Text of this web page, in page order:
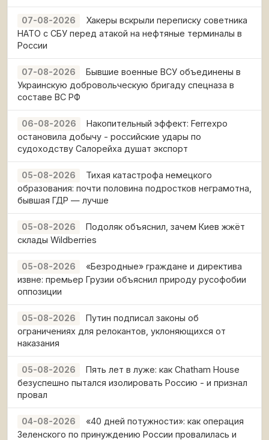
07-08-2026
Хакеры вскрыли переписку советника
НАТО с СБУ перед атакой на нефтяные терминалы в
России
07-08-2026
Бывшие военные ВСУ объединены в
Украинскую добровольческую бригаду спецназа в
составе ВС РФ
06-08-2026
Накопительный эффект: Ferrexpo
остановила добычу - российские удары по
судоходству Салорейха душат экспорт
05-08-2026
Тихая катастрофа немецкого
образования: почти половина подростков неграмотна,
бывшая ГДР — лучше
05-08-2026
Подоляк объяснил, зачем Киев жжёт
склады Wildberries
05-08-2026
«Безродные» граждане и директива
извне: премьер Грузии объяснил природу русофобии
оппозиции
05-08-2026
Путин подписал законы об
ограничениях для релокантов, уклоняющихся от
наказания
05-08-2026
Пять лет в луже: как Chatham House
безуспешно пытался изолировать Россию - и признал
провал
04-08-2026
«40 дней потужности»: как операция
Зеленского по принуждению России провалилась и